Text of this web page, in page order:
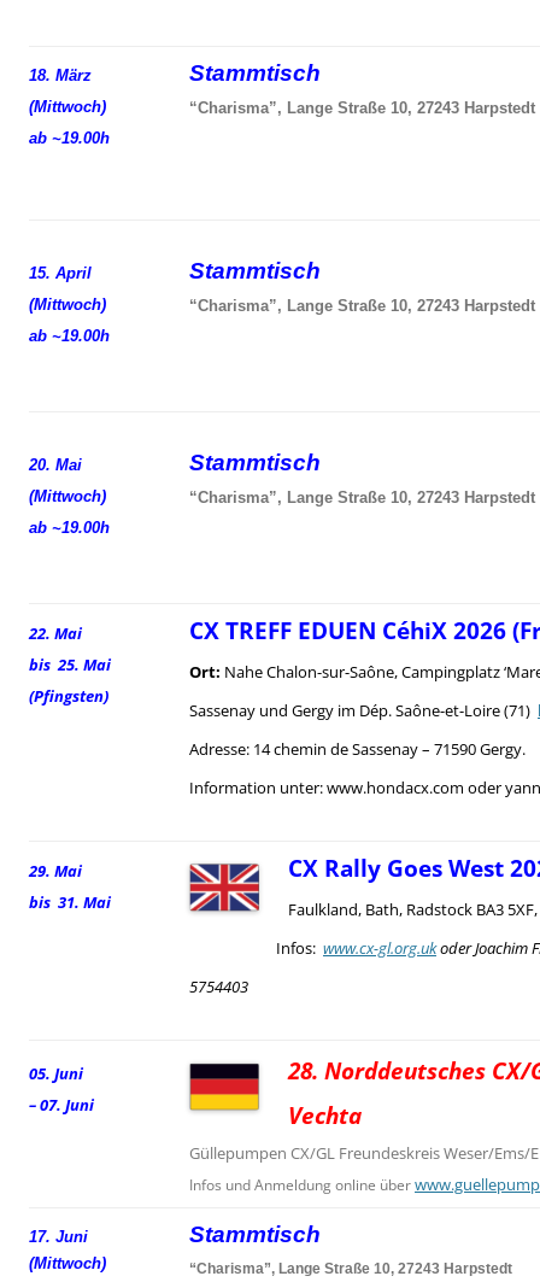
18. März
(Mittwoch)
ab ~19.00h
Stammtisch
“Charisma”, Lange Straße 10, 27243 Harpstedt
15. April
(Mittwoch)
ab ~19.00h
Stammtisch
“Charisma”, Lange Straße 10, 27243 Harpstedt
20. Mai
(Mittwoch)
ab ~19.00h
Stammtisch
“Charisma”, Lange Straße 10, 27243 Harpstedt
22. Mai
bis 25. Mai
(Pfingsten)
CX TREFF EDUEN CéhiX 2026
Ort: Nahe Chalon-sur-Saône, Campingplatz
Sassenay und Gergy im Dép. Saône-et-Loire (71)
Adresse: 14 chemin de Sassenay – 71590 Gergy.
Information unter: www.hondacx.com oder
29. Mai
bis 31. Mai
CX Rally Goes West
Faulkland, Bath, Radstock BA3
Infos: www.cx-gl.org.ukoder Joachim
5754403
05. Juni
– 07. Juni
28. Norddeutsches CX/
Vechta
Güllepumpen CX/GL Freundeskreis Weser/Ems/
Infos und Anmeldung online über
17. Juni
(Mittwoch)
Stammtisch
“Charisma”, Lange Straße 10, 27243 Harpstedt